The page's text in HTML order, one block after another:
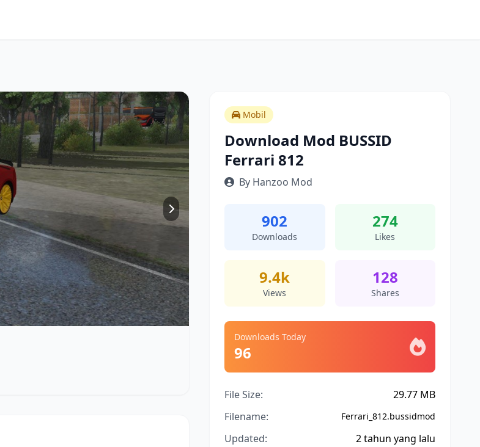
Mobil
Download Mod BUSSID
Ferrari 812
By Hanzoo Mod
902
Downloads
274
Likes
9.4k
Views
128
Shares
Downloads Today
96
File Size:
29.77 MB
Filename:
Ferrari_812.bussidmod
Updated: 2 tahun yang lalu